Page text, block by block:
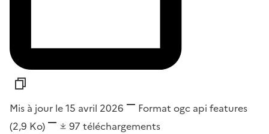
Mis à jour le 15 avril 2026 Format ogc api features
(2,9 Ko)
97 téléchargements